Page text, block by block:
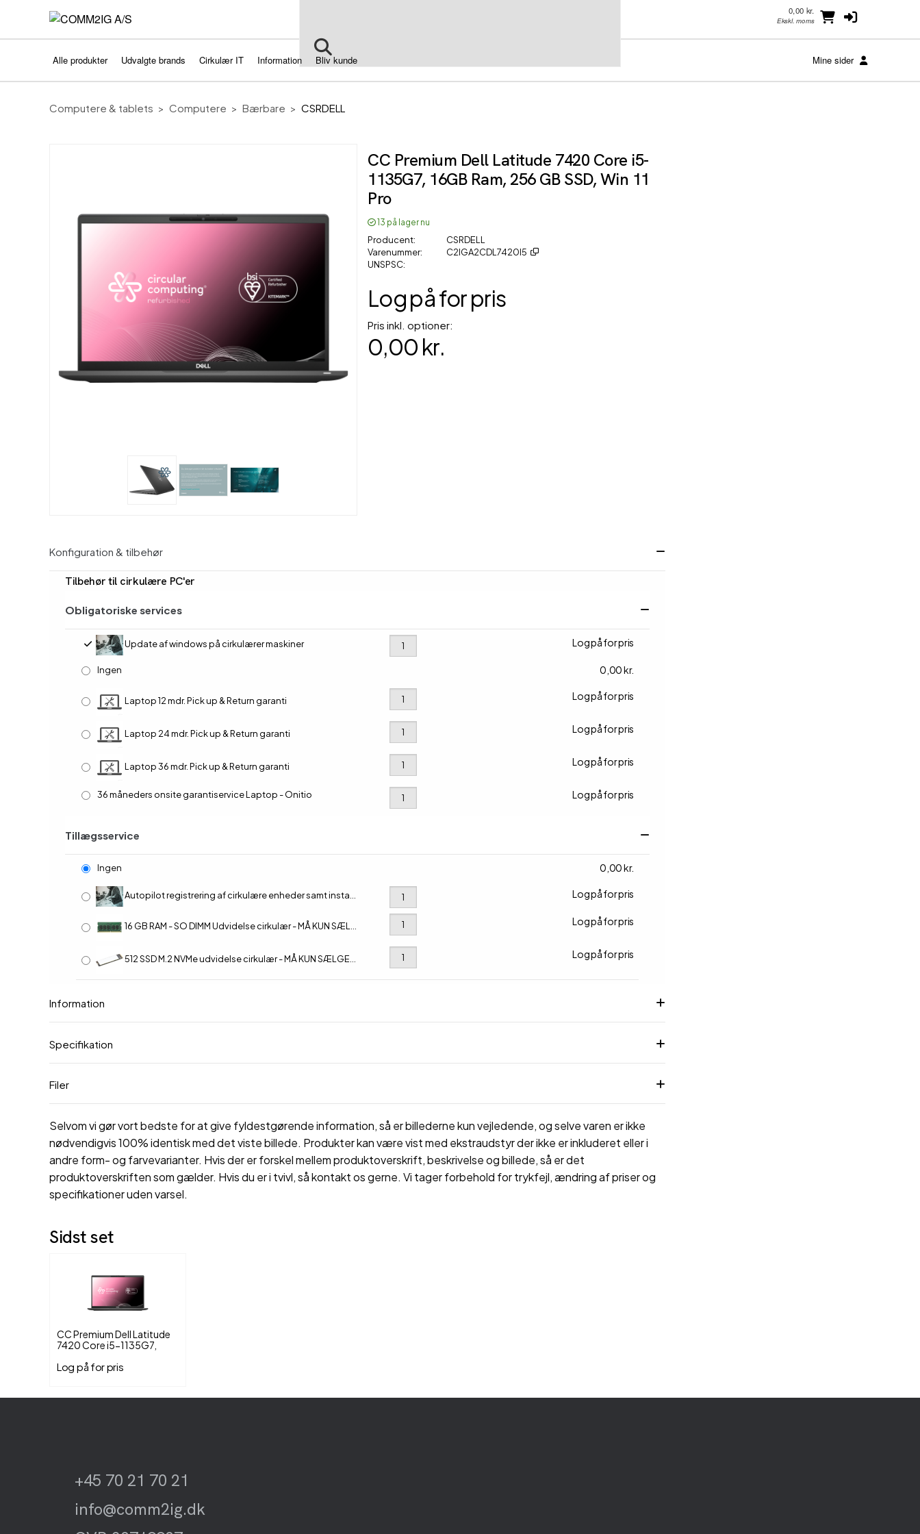
0,00 kr.
Ekskl. moms
Alle produkter Udvalgte brands Cirkulær IT Information Bliv kunde Mine sider
Computere & tablets Computere Bærbare CSRDELL
CC Premium Dell Latitude 7420 Core i5-
1135G7, 16GB Ram, 256 GB SSD, Win 11
Pro
13 på lager nu
Producent
CSRDELL
Varenummer
C2IGA2CDL7420I5
UNSPSC
Log på for pris
Pris inkl. optioner:
0,00 kr.
Konfiguration & tilbehør
Tilbehør til cirkulære PC'er
Obligatoriske services
Update af windows på cirkulærer maskiner Log på for pris
Ingen 0,00 kr.
Laptop 12 mdr. Pick up & Return garanti Log på for pris
Laptop 24 mdr. Pick up & Return garanti Log på for pris
Laptop 36 mdr. Pick up & Return garanti Log på for pris
36 måneders onsite garantiservice Laptop - Onitio Log på for pris
Tillægsservice
Ingen 0,00 kr.
Autopilot registrering af cirkulære enheder samt installation af opsætning - Venligst indsæt Group Tag i kassen under "Tilføj k Log på for pris
16 GB RAM - SO DIMM Udvidelse cirkulær - MÅ KUN SÆLGES SOM UDVIDELSE TIL CIRKULÆRE VARE Log på for pris
512 SSD M.2 NVMe udvidelse cirkulær - MÅ KUN SÆLGES SOM UDVIDELSE TIL CIRKULÆRE VARE Log på for pris
Information
Specifikation
Filer
Selvom vi gør vort bedste for at give fyldestgørende information, så er billederne kun vejledende, og selve varen er ikke
nødvendigvis 100% identisk med det viste billede. Produkter kan være vist med ekstraudstyr der ikke er inkluderet eller i
andre form- og farvevarianter. Hvis der er forskel mellem produktoverskrift, beskrivelse og billede, så er det
produktoverskriften som gælder. Hvis du er i tvivl, så kontakt os gerne. Vi tager forbehold for trykfejl, ændring af priser og
specifikationer uden varsel.
Sidst set
CC Premium Dell Latitude
7420 Core i5-1135G7,
Win 11 Pro
Log på for pris
+45 70 21 70 21
info@comm2ig.dk